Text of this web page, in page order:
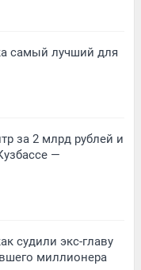
самый лучший для
за 2 млрд рублей и
—
судили экс-главу
миллионера